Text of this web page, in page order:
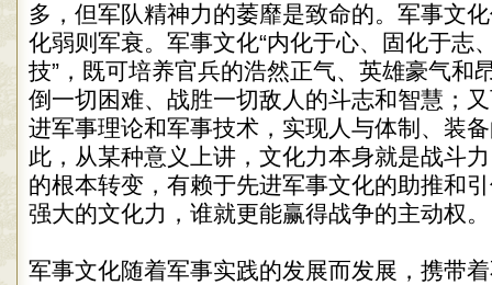
多，但军队精神力的萎靡是致命的。军事文
化弱则军衰。军事文化“内化于心、固化于志
技”，既可培养官兵的浩然正气、英雄豪气和
倒一切困难、战胜一切敌人的斗志和智慧；
进军事理论和军事技术，实现人与体制、装
此，从某种意义上讲，文化力本身就是战斗
的根本转变，有赖于先进军事文化的助推和
强大的文化力，谁就更能赢得战争的主动权。
军事文化随着军事实践的发展而发展，携带